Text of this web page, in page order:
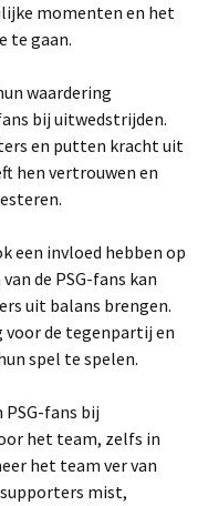
momenten en het
te gaan.
waardering
bij uitwedstrijden.
en putten kracht uit
hen vertrouwen en
een invloed hebben op
de PSG-fans kan
uit balans brengen.
voor de tegenpartij en
spel te spelen.
PSG-fans bij
het team, zelfs in
het team ver van
mist,